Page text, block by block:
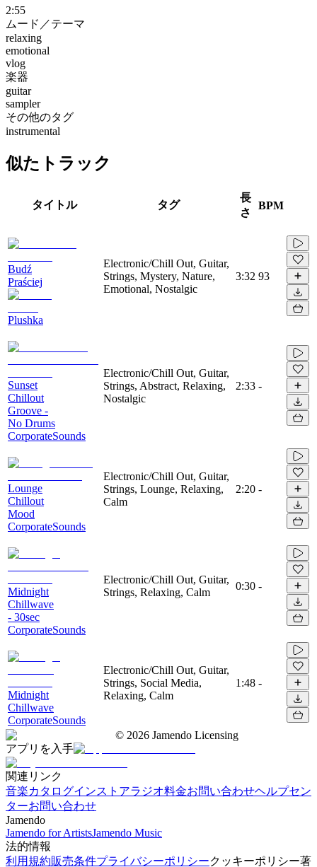
2:55
ムード／テーマ
relaxing
emotional
vlog
楽器
guitar
sampler
その他のタグ
instrumental
似たトラック
タイトル タグ
長
さ
BPM
Budź
Praściej
Plushka
Electronic/Chill Out, Guitar,
Strings, Mystery, Nature,
Emotional, Nostalgic
3:32 93
Sunset
Chillout
Groove -
No Drums
CorporateSounds
Electronic/Chill Out, Guitar,
Strings, Abstract, Relaxing,
Nostalgic
2:33 -
Lounge
Chillout
Mood
CorporateSounds
Electronic/Chill Out, Guitar,
Strings, Lounge, Relaxing,
Calm
2:20 -
Midnight
Chillwave
- 30sec
CorporateSounds
Electronic/Chill Out, Guitar,
Strings, Relaxing, Calm
0:30 -
Midnight
Chillwave
CorporateSounds
Electronic/Chill Out, Guitar,
Strings, Social Media,
Relaxing, Calm
1:48 -
© 2026 Jamendo Licensing
アプリを入手
関連リンク
音楽カタログインストアラジオ料金お問い合わせヘルプセン
ターお問い合わせ
Jamendo
Jamendo for ArtistsJamendo Music
法的情報
利用規約販売条件プライバシーポリシークッキーポリシー著